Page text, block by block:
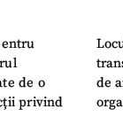
de o
privind
de